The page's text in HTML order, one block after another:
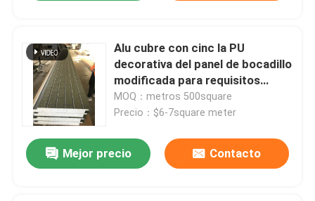
Alu cubre con cinc la PU
decorativa del panel de bocadillo
modificada para requisitos
particulares
MOQ：metros 500square
Precio：$6-7square meter
Mejor precio Contacto